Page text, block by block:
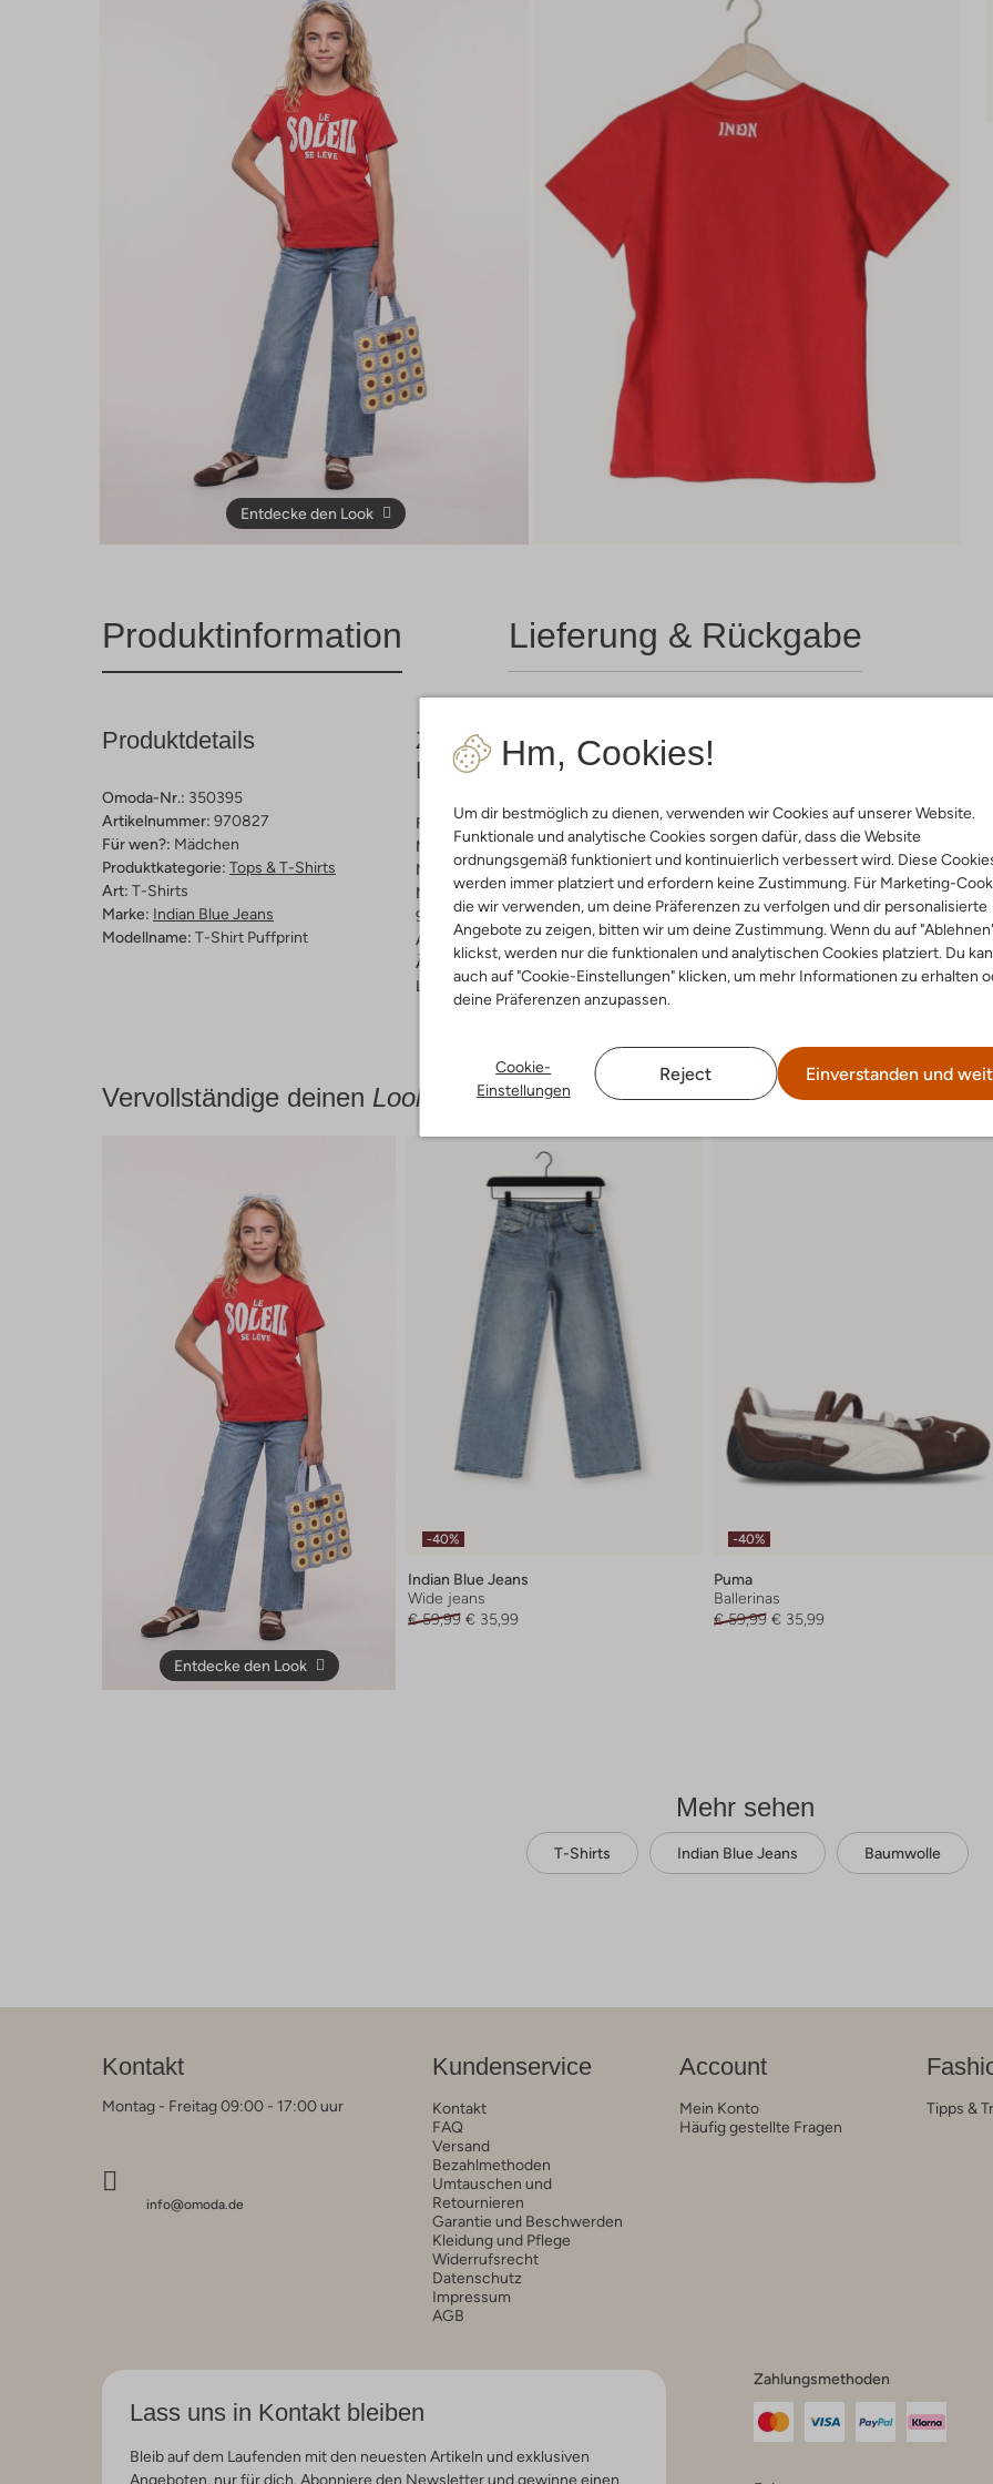
Hm, Cookies!
Um dir bestmöglich zu dienen, verwenden wir Cookies auf unserer Website.
Funktionale und analytische Cookies sorgen dafür, dass die Website
ordnungsgemäß funktioniert und kontinuierlich verbessert wird. Diese
werden immer platziert und erfordern keine Zustimmung. Für Marketing-
die wir verwenden, um deine Präferenzen zu verfolgen und dir personalisierte
Angebote zu zeigen, bitten wir um deine Zustimmung. Wenn du auf
klickst, werden nur die funktionalen und analytischen Cookies platziert. Du
auch auf "Cookie-Einstellungen" klicken, um mehr Informationen zu erhalten
deine Präferenzen anzupassen.
Cookie-
Einstellungen
Reject Einverstanden und
Entdecke den Look
Produktinformation Lieferung & Rückgabe
Produktdetails
Omoda-Nr.: 350395
Artikelnummer: 970827
Für wen?: Mädchen
Produktkategorie: Tops & T-Shirts
Art: T-Shirts
Marke: Indian Blue Jeans
Modellname: T-Shirt Puffprint
Zusammensetzung &
Passform
Farbe :Rot
Muster:Bedruckt
Material:Baumwolle
Materiaalpercentages:
95 % Katoen, 5 % Elastaan
Ausschnitt: Rund
Ärmellänge: Kurzer Ärmel
Länge: Kurz
Max. 110 °C
Nicht in den Trockner
Nicht chemisch Reinigen
Nicht Bleichen
Vervollständige deinen Look
Entdecke den Look
-40%
Indian Blue Jeans
Wide jeans
€ 59,99 € 35,99
-40%
Puma
Ballerinas
€ 59,99 € 35,99
Mehr sehen
T-Shirts Indian Blue Jeans Baumwolle
Kontakt
Montag - Freitag 09:00 - 17:00 uur
info@omoda.de
Kundenservice
Kontakt
FAQ
Versand
Bezahlmethoden
Umtauschen und
Retournieren
Garantie und Beschwerden
Kleidung und Pflege
Widerrufsrecht
Datenschutz
Impressum
AGB
Account
Mein Konto
Häufig gestellte Fragen
Tipps &
Lass uns in Kontakt bleiben
Bleib auf dem Laufenden mit den neuesten Artikeln und exklusiven
Angeboten, nur für dich. Abonniere den Newsletter und gewinne einen
Zahlungsmethoden